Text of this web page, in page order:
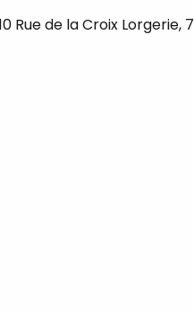
Rue de la Croix Lorgerie,